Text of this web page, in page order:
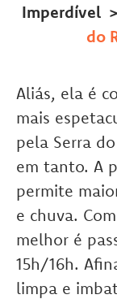
Imperdível
do
Aliás, ela é
mais
pela Serra
em tanto. A
permite
e chuva.
melhor é
15h/16h.
limpa e